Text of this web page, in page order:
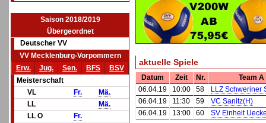
Saison 2018/2019
Übergeordnet
Deutscher VV
VV Mecklenburg-Vorpommern
Erw.
Jug. Sen. BFS
BSV
Meisterschaft
VL
Fr.
Mä.
LL
Mä.
LL O
Fr.
aktuelle Spiele
Datum Zeit Nr.
Team A
06.04.19
10:00 58
LLZ Schweriner
06.04.19
11:30 59
VC Sanitz(H)
06.04.19
13:00 60 SV Einheit